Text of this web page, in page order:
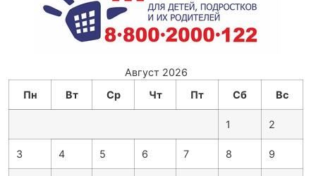
Август 2026
Пн
Вт Ср Чт Пт Сб Вс
1 2
3 4 5 6 7 8 9